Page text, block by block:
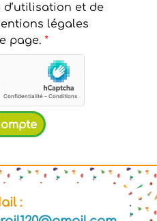
et de
légales
page. *
: